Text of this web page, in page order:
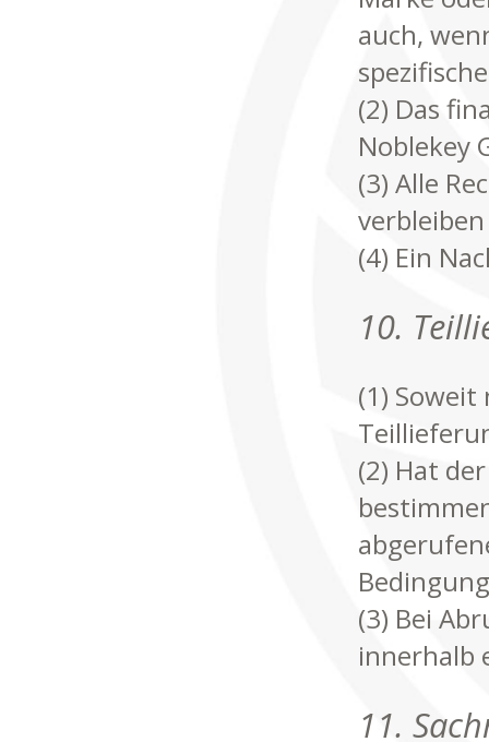
auch,
(2) Das
Noblekey
(3) Alle
(4) Ein
10.
(1)
(2) Hat
(3) Bei
innerhalb
11.